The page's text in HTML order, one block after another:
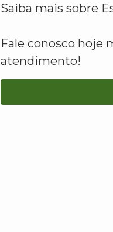
Saiba mais sobre
Fale conosco hoje
atendimento!